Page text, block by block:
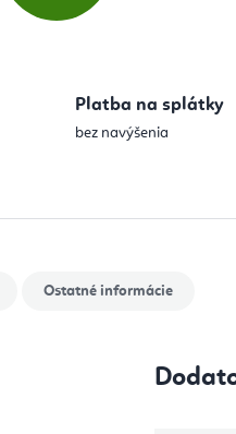
Platba na splátky
bez navýšenia
Ostatné informácie